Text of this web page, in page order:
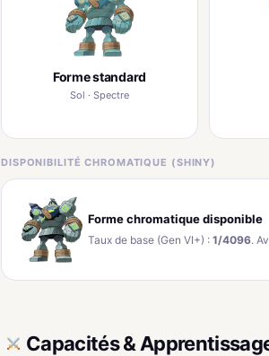
Forme standard
Sol · Spectre
DISPONIBILITÉ CHROMATIQUE (SHINY)
Forme chromatique disponible
Taux de base (Gen VI+) : 1/4096.
Capacités &